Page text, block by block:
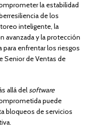
la estabilidad
de los
inteligente, la
avanzada y la protección
enfrentar los riesgos
Senior de Ventas de
allá delsoftware
puede
bloqueos de servicios